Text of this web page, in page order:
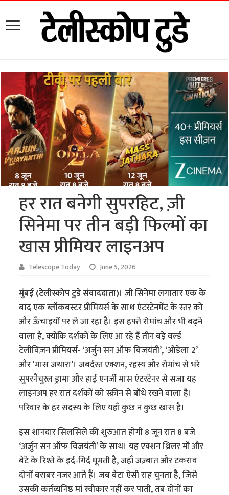
हर रात बनेगी सुपरहिट, ज़ी
सिनेमा पर तीन बड़ी फिल्मों का
खास प्रीमियर लाइनअप
Telescope Today June 5, 2026
मुंबई (टेलीस्कोप टुडे संवाददाता)।ज़ी सिनेमा लगातार एक के
बाद एक ब्लॉकबस्टर प्रीमियर्स के साथ एंटरटेनमेंट के स्तर को
और ऊँचाइयों पर ले जा रहा है। इस हफ्ते रोमांच और भी बढ़ने
वाला है, क्योंकि दर्शकों के लिए आ रहे हैं तीन बड़े वर्ल्ड
टेलीविज़न प्रीमियर्स- ‘अर्जुन सन ऑफ विजयंती’, ‘ओडेला 2’
और ‘मास जथारा’। जबर्दस्त एक्शन, रहस्य और रोमांच से भरे
सुपरनैचुरल ड्रामा और हाई एनर्जी मास एंटरटेनर से सजा यह
लाइनअप हर रात दर्शकों को स्क्रीन से बाँधे रखने वाला है।
परिवार के हर सदस्य के लिए यहाँ कुछ न कुछ खास है।
इस शानदार सिलसिले की शुरुआत होगी 8 जून रात 8 बजे
‘अर्जुन सन ऑफ विजयंती’ के साथ। यह एक्शन थ्रिलर माँ और
बेटे के रिश्ते के इर्द-गिर्द घूमती है, जहाँ जज़्बात और टकराव
दोनों बराबर नजर आते हैं। जब बेटा ऐसी राह चुनता है, जिसे
उसकी कर्तव्यनिष्ठ मां स्वीकार नहीं कर पाती, तब दोनों का